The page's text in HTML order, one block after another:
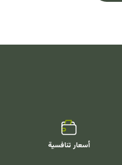
أسعار تنافسية